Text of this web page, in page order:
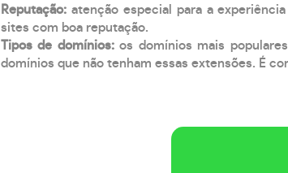
Reputação: atenção especial para a
sites com boa reputação.
Tipos de domínios:os domínios mais
domínios que não tenham essas extensões. É